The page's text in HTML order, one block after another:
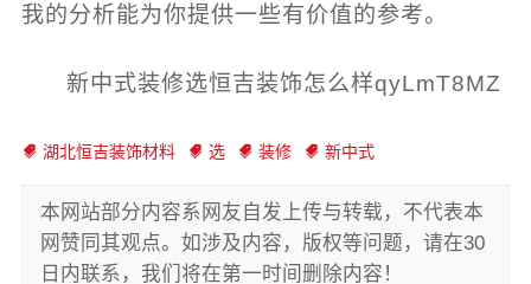
我的分析能为你提供一些有价值的参考。
新中式装修选恒吉装饰怎么样qyLmT8MZ
湖北恒吉装饰材料 选 装修 新中式
本网站部分内容系网友自发上传与转载，不代表本
网赞同其观点。如涉及内容，版权等问题，请在30
日内联系，我们将在第一时间删除内容！